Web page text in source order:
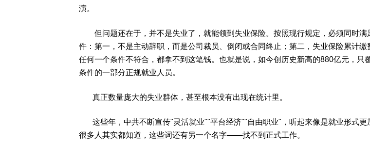
演。
但问题还在于，并不是失业了，就能领到失业保险。按照现行规定，必须同时满
件：第一，不是主动辞职，而是公司裁员、倒闭或合同终止；第二，失业保险累计缴
任何一个条件不符合，都拿不到这笔钱。也就是说，如今创历史新高的880亿元，只
条件的一部分正规就业人员。
真正数量庞大的失业群体，甚至根本没有出现在统计里。
这些年，中共不断宣传"灵活就业""平台经济""自由职业"，听起来像是就业形式更
很多人其实都知道，这些词还有另一个名字——找不到正式工作。